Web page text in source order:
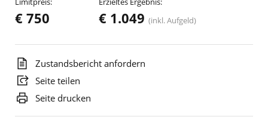
€ 750 € 1.049 (inkl. Aufgeld)
Zustandsbericht anfordern
Seite teilen
Seite drucken